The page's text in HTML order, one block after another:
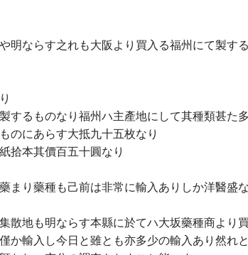
明ならす之れも大阪より買入る福州にて製す
るものなり福州ハ主產地にして其種類甚た
のにあらす大抵九十五枚なり
本其價百五十圓なり
り藥種も己前は非常に輸入ありしか洋醫盛
地も明ならす本縣に於てハ大坂藥種商より
か輸入し今日と雖とも亦多少の輸入あり然れ